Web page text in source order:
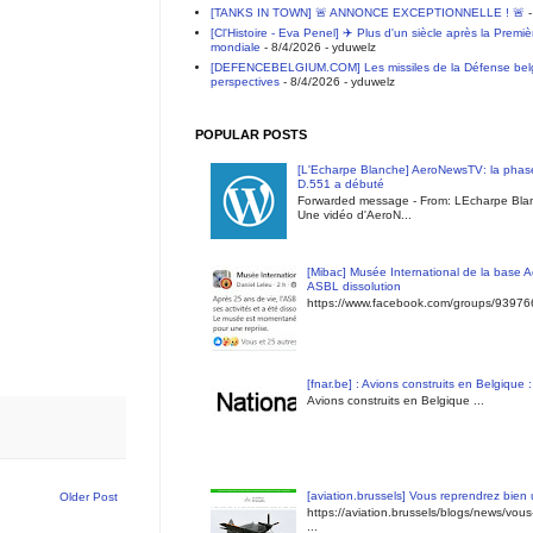
Older Post
[TANKS IN TOWN] 🚨 ANNONCE EXCEPTIONNELLE ! 🚨
[Cl'Histoire - Eva Penel] ✈️ Plus d'un siècle après la
mondiale - 8/4/2026 - yduwelz
[DEFENCEBELGIUM.COM] Les missiles de la Défense
perspectives- 8/4/2026 - yduwelz
POPULAR POSTS
[L'Echarpe Blanche] AeroNewsTV: la
D.551 a débuté
Forwarded message - From: LEcharpe
Une vidéo d'AeroN...
[Mibac] Musée International de la base
ASBL dissolution
https://www.facebook.com/groups/
[fnar.be] : Avions construits en Belgique
Avions construits en Belgique ...
[aviation.brussels] Vous reprendrez bien
https://aviation.brussels/blogs/news/